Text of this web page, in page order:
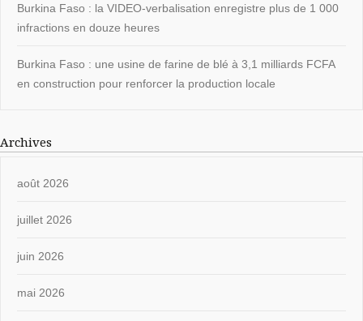
Burkina Faso : la VIDEO-verbalisation enregistre plus de 1 000
infractions en douze heures
Burkina Faso : une usine de farine de blé à 3,1 milliards FCFA
en construction pour renforcer la production locale
Archives
août 2026
juillet 2026
juin 2026
mai 2026